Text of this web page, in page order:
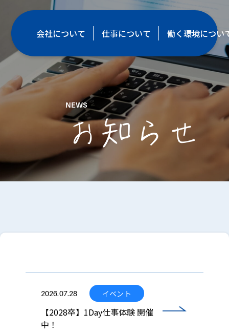
会社について 仕事について 働く環境につい
NEWS
お知らせ
2026.07.28 イベント
【2028卒】1Day仕事体験 開催
中！